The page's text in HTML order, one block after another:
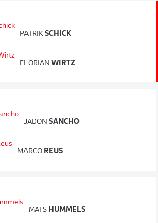
PATRIK SCHICK
FLORIAN WIRTZ
JADON SANCHO
MARCO REUS
MATS HUMMELS